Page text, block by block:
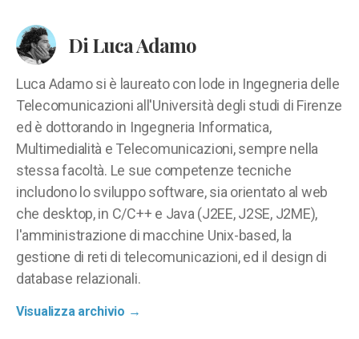
Di Luca Adamo
Luca Adamo si è laureato con lode in Ingegneria delle
Telecomunicazioni all'Università degli studi di Firenze
ed è dottorando in Ingegneria Informatica,
Multimedialità e Telecomunicazioni, sempre nella
stessa facoltà. Le sue competenze tecniche
includono lo sviluppo software, sia orientato al web
che desktop, in C/C++ e Java (J2EE, J2SE, J2ME),
l'amministrazione di macchine Unix-based, la
gestione di reti di telecomunicazioni, ed il design di
database relazionali.
Visualizza archivio →